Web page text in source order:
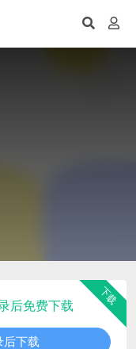
下载
后免费下载
后下载